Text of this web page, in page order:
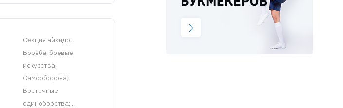
Cекция айкидо;
Борьба; боевые
искусства;
Самооборона;
Восточные
единоборства;...